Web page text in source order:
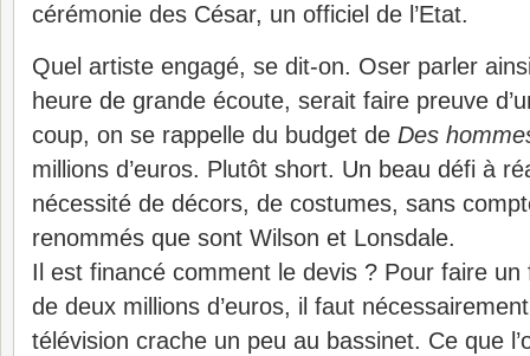
cérémonie des César, un officiel de l’Etat.
Quel artiste engagé, se dit-on. Oser parler
heure de grande écoute, serait faire preuve
coup, on se rappelle du budget de Des
millions d’euros. Plutôt short. Un beau défi à
nécessité de décors, de costumes, sans
renommés que sont Wilson et Lonsdale.
Il est financé comment le devis ? Pour faire
de deux millions d’euros, il faut
télévision crache un peu au bassinet. Ce que